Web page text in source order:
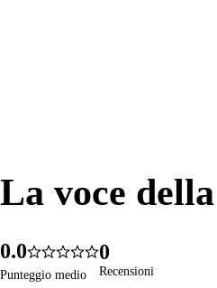
La voce
La voce
0
1
.0
1
5.0
Punteggio medio
Punteggio medio
0
1
1812
Recensioni
Recensioni